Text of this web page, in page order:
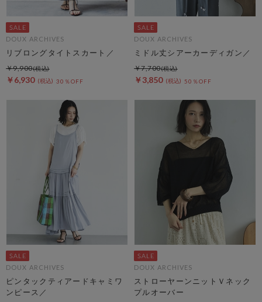
DOUX ARCHIVES
リブロングタイトスカート／
￥6,930 30％OFF
￥9,900
DOUX ARCHIVES
ミドル丈シアーカーディガン／
￥3,850 50％OFF
￥7,700
DOUX ARCHIVES
ピンタックティアードキャミワ
ンピース／
DOUX ARCHIVES
ストローヤーンニットＶネック
プルオーバー